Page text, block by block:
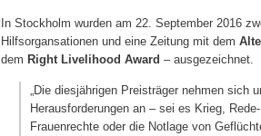
In Stockholm wurden am 22. September 2016
Hilfsorgansationen und eine Zeitung mit dem
dem Right Livelihood Award – ausgezeichnet.
„Die diesjährigen Preisträger nehmen sich
Herausforderungen an – sei es Krieg,
Frauenrechte oder die Notlage von